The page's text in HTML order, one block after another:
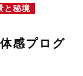
と秘境
感プログ